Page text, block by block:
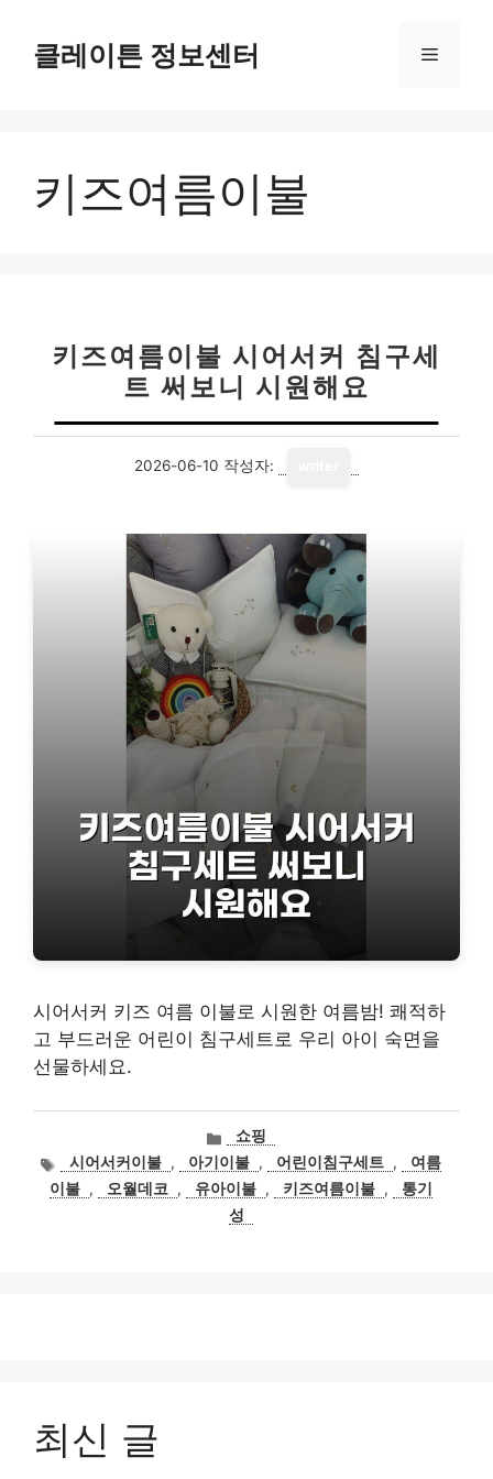
클레이튼 정보센터 메
키즈여름이불
키즈여름이불 시어서커 침구세
트 써보니 시원해요
2026-06-10 작성자:
시어서커 키즈 여름 이불로 시원한 여름밤! 쾌적하
고 부드러운 어린이 침구세트로 우리 아이 숙면을
선물하세요.
카
테
고
리
쇼핑
태
그
시어서커이불 , 아기이불 , 어린이침구세트 ,
여름
이불 , 오월데코 , 유아이불 , 키즈여름이불 ,
통기
성
최신 글